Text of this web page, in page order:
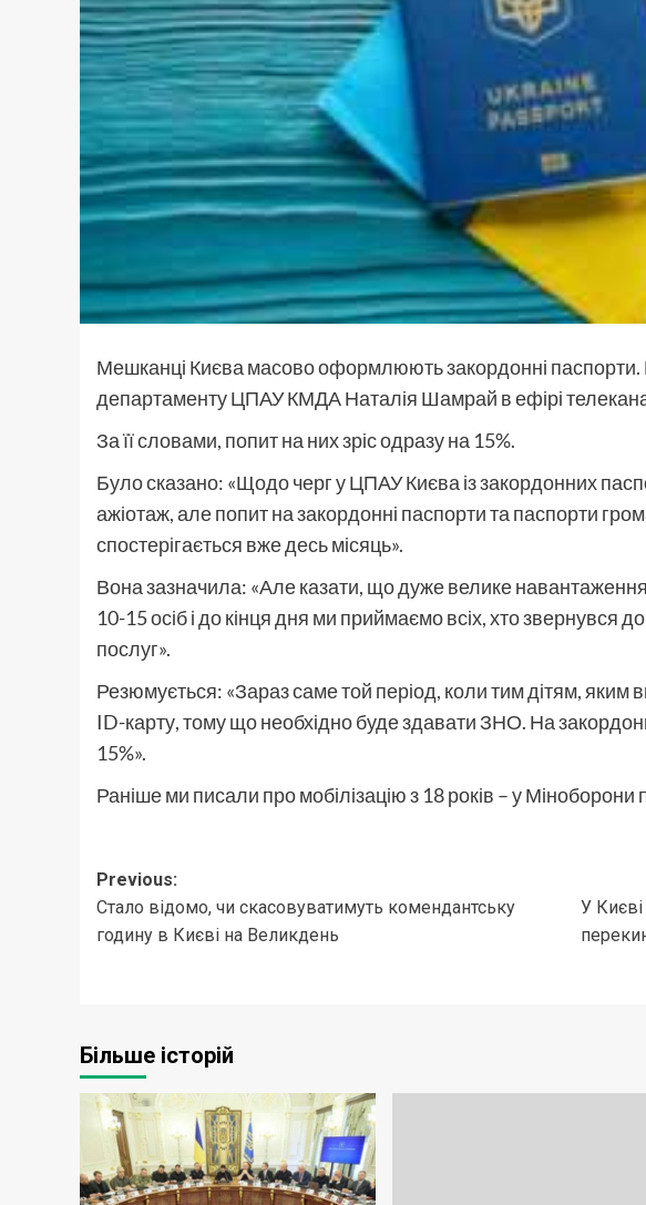
Мешканці Києва масово оформлюють закордонні паспорти.
департаменту ЦПАУ КМДА Наталія Шамрай в ефірі
За її словами, попит на них зріс одразу на 15%.
Було сказано: «Щодо черг у ЦПАУ Києва із закордонних
ажіотаж, але попит на закордонні паспорти та паспорти
спостерігається вже десь місяць».
Вона зазначила: «Але казати, що дуже велике
10-15 осіб і до кінця дня ми приймаємо всіх, хто звернувся
послуг».
Резюмується: «Зараз саме той період, коли тим дітям, яким
ID-карту, тому що необхідно буде здавати ЗНО. На
15%».
Раніше ми писали про мобілізацію з 18 років – у Міноборони
Post
navigation
Previous:
Стало відомо, чи скасовуватимуть комендантську
годину в Києві на Великдень
У
Більше історій